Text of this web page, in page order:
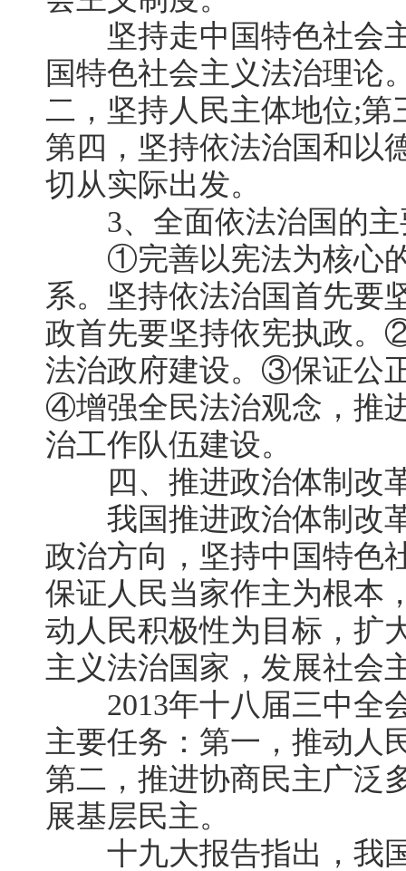
坚持走中国特色社会主
国特色社会主义法治理论
二，坚持人民主体地位;
第四，坚持依法治国和以
切从实际出发。
3、全面依法治国的主
①完善以宪法为核心的
系。坚持依法治国首先要
政首先要坚持依宪执政。
法治政府建设。③保证公
④增强全民法治观念，推
治工作队伍建设。
四、推进政治体制改
我国推进政治体制改革
政治方向，坚持中国特色
保证人民当家作主为根本
动人民积极性为目标，扩
主义法治国家，发展社会
2013年十八届三中全
主要任务：第一，推动人
第二，推进协商民主广泛
展基层民主。
十九大报告指出，我国